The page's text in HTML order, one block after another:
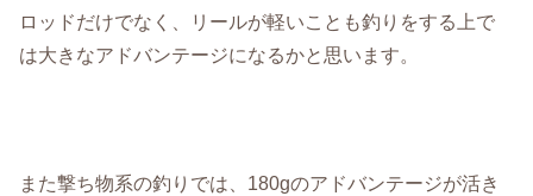
ロッドだけでなく、リールが軽いことも釣りをする上で
は大きなアドバンテージになるかと思います。
また撃ち物系の釣りでは、180gのアドバンテージが活き